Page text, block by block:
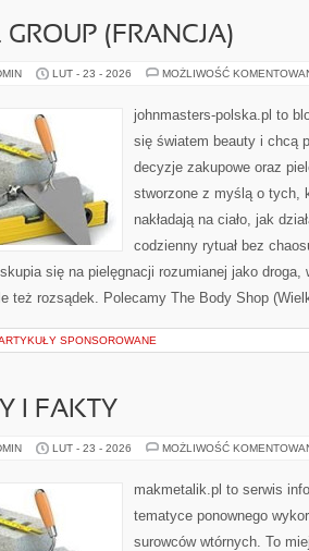
GROUP (FRANCJA)
LUT - 23 - 2026 MOŻLIWOŚĆ
johnmasters-polska.pl to
się światem beauty i chcą
decyzje zakupowe oraz
stworzone z myślą o tych,
nakładają na ciało, jak
codzienny rytuał bez
się na pielęgnacji rozumianej jako
też rozsądek. Polecamy The Body Shop
SPONSOROWANE
I FAKTY
LUT - 23 - 2026 MOŻLIWOŚĆ
makmetalik.pl to serwis
tematyce ponownego
surowców wtórnych. To